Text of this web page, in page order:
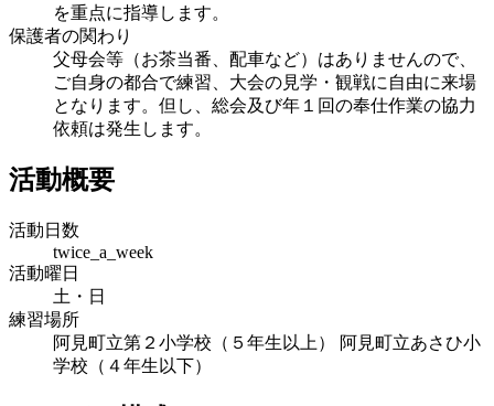
を重点に指導します。
保護者の関わり
父母会等（お茶当番、配車など）はありませんので、
ご自身の都合で練習、大会の見学・観戦に自由に来場
となります。但し、総会及び年１回の奉仕作業の協力
依頼は発生します。
活動概要
活動日数
twice_a_week
活動曜日
土・日
練習場所
阿見町立第２小学校（５年生以上） 阿見町立あさひ小
学校（４年生以下）